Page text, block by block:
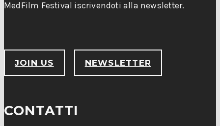
MedFilm Festival iscrivendoti alla newsletter.
JOIN US NEWSLETTER
CONTATTI